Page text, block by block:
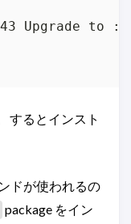
Upgrade to :
するとインスト
ドが使われるの
package をイン